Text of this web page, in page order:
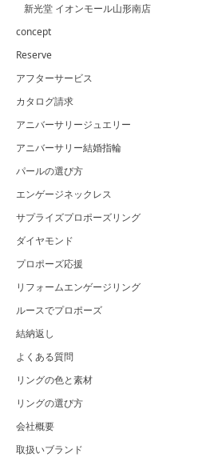
新光堂 イオンモール山形南店
concept
Reserve
アフターサービス
カタログ請求
アニバーサリージュエリー
アニバーサリー結婚指輪
パールの選び方
エンゲージネックレス
サプライズプロポーズリング
ダイヤモンド
プロポーズ応援
リフォームエンゲージリング
ルースでプロポーズ
結納返し
よくある質問
リングの色と素材
リングの選び方
会社概要
取扱いブランド